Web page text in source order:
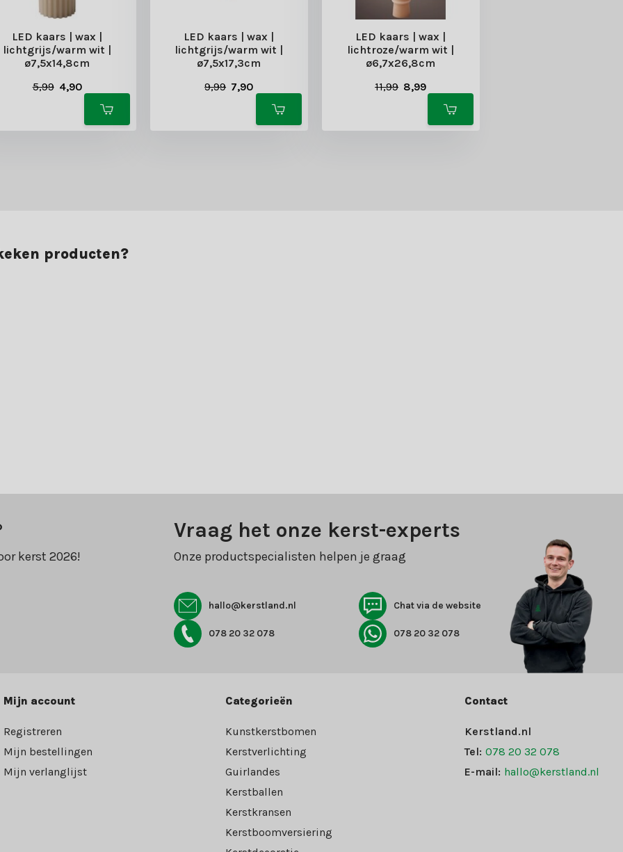
LED kaars | wax |
lichtgrijs/warm wit |
ø7,5x14,8cm
5,99 4,90
LED kaars | wax |
lichtgrijs/warm wit |
ø7,5x17,3cm
9,99 7,90
LED kaars | wax |
lichtroze/warm wit |
ø6,7x26,8cm
11,99 8,99
producten?
kerst 2026!
Vraag het onze kerst-experts
Onze productspecialisten helpen je graag
hallo@kerstland.nl Chat via de website
078 20 32 078 078 20 32 078
Mijn account
Registreren
Mijn bestellingen
Mijn verlanglijst
Categorieën
Kunstkerstbomen
Kerstverlichting
Guirlandes
Kerstballen
Kerstkransen
Kerstboomversiering
Contact
Kerstland.nl
Tel: 078 20 32 078
E-mail: hallo@kerstland.nl